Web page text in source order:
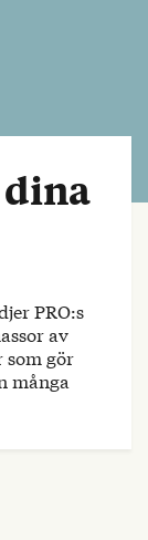
PRO:s
av
gör
många